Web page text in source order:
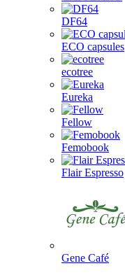
DF64
ECO capsules
ecotree
Eureka
Fellow
Femobook
Flair Espresso
Gene Café